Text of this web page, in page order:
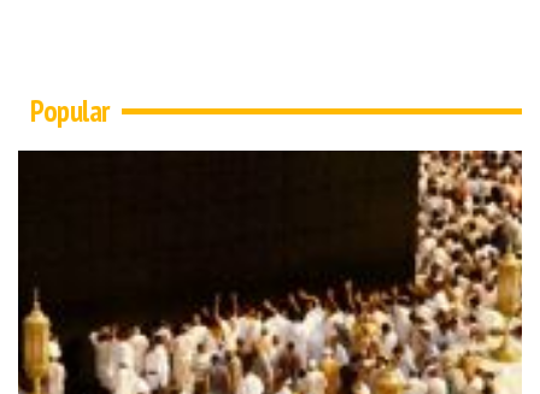
Popular